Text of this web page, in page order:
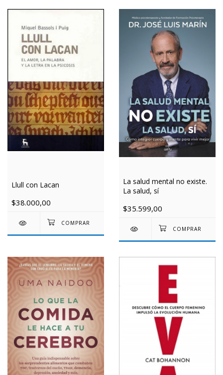
Llull con Lacan
$38.000,00
La salud mental no existe.
La salud, sí
$35.599,00